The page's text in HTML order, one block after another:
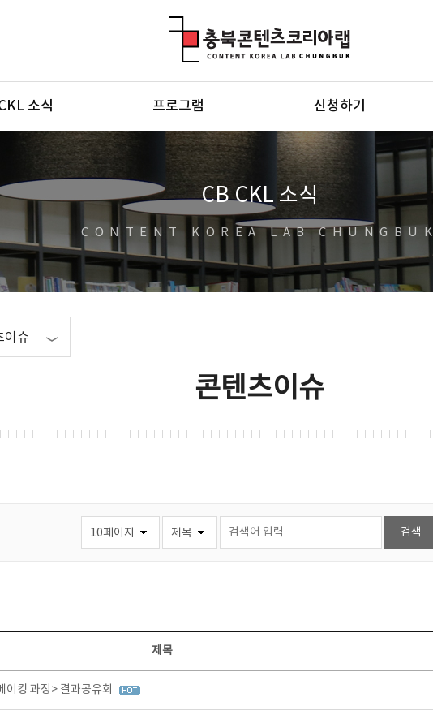
소식 프로그램 신청하기
CB CKL 소식
CONTENT KOREA LAB CHUNGBUK
이슈
콘텐츠이슈
제목
킹 과정> 결과공유회